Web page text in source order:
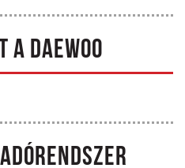
A DAEWOO